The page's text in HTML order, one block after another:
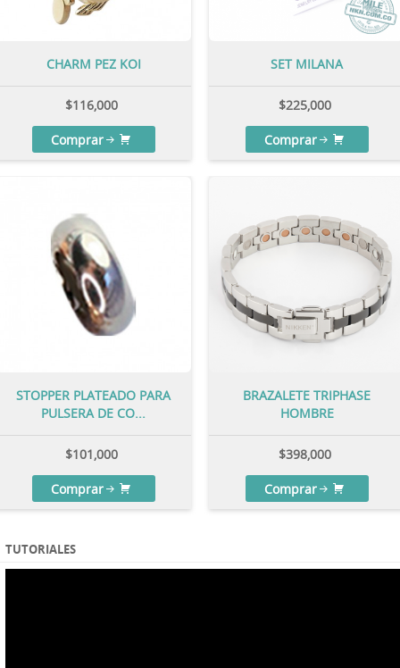
CHARM PEZ KOI
$116,000
Comprar
SET MILANA
$225,000
Comprar
STOPPER PLATEADO PARA
PULSERA DE CO...
$101,000
Comprar
BRAZALETE TRIPHASE
HOMBRE
$398,000
Comprar
TUTORIALES